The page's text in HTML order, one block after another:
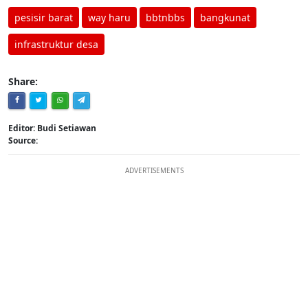
pesisir barat way haru bbtnbbs bangkunat
infrastruktur desa
Share:
Editor: Budi Setiawan
Source:
ADVERTISEMENTS